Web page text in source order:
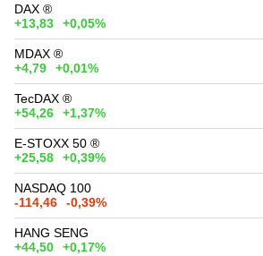
DAX ®
+13,83
+0,05%
MDAX ®
+4,79
+0,01%
TecDAX ®
+54,26
+1,37%
E-STOXX 50 ®
+25,58
+0,39%
NASDAQ 100
-114,46
-0,39%
HANG SENG
+44,50
+0,17%